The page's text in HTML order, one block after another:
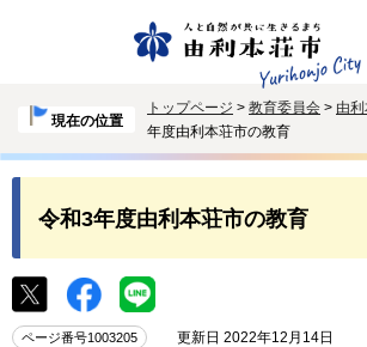
現在の位置
トップページ > 教育委員会 > 由
年度由利本荘市の教育
令和3年度由利本荘市の教育
ページ番号1003205 更新日 2022年12月14日